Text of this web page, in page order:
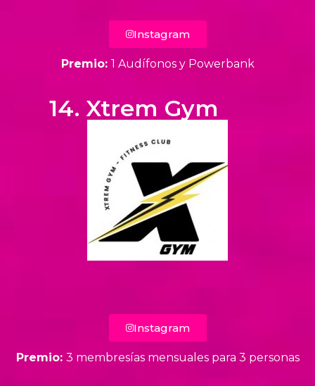
Instagram
Premio: 1 Audífonos y Powerbank
14. Xtrem Gym
Instagram
Premio: 3 membresías mensuales para 3 personas